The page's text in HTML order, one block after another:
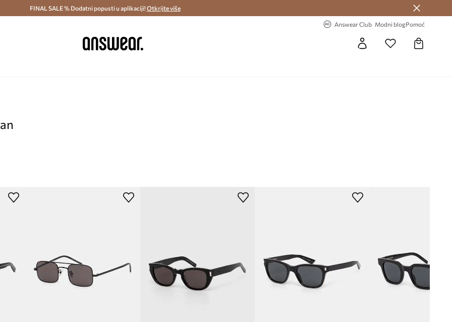
i povrat (od 70€) > Dostava u roku 48 sati >
FINAL SALE % Dodatni popusti u aplikaciji!Otkrijte više
Answear Club Modni blogPomoć